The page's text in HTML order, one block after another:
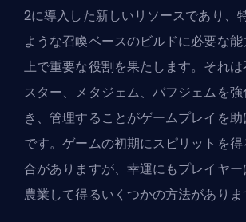
2に導入した新しいリソースであり、
ような召喚ベースのビルドに必要な
上で重要な役割を果たします。それ
スター、メタジェム、バフジェムを
き、管理することがゲームプレイを
です。ゲームの初期にスピリットを
合がありますが、幸運にもプレイヤ
農業して得るいくつかの方法がありま